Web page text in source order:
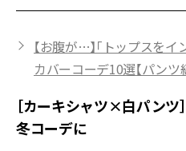
【お腹が…】「トップスを
カバーコーデ10選【パンツ
［カーキシャツ×白パンツ
冬コーデに